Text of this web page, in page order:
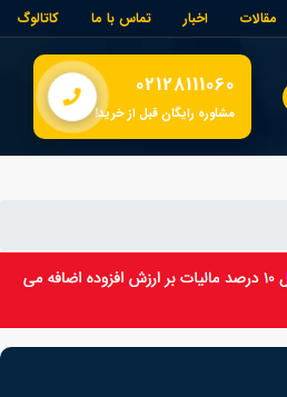
مقالات اخبار تماس با ما کاتالوگ
02128111060
مشاوره رایگان قبل از خرید!